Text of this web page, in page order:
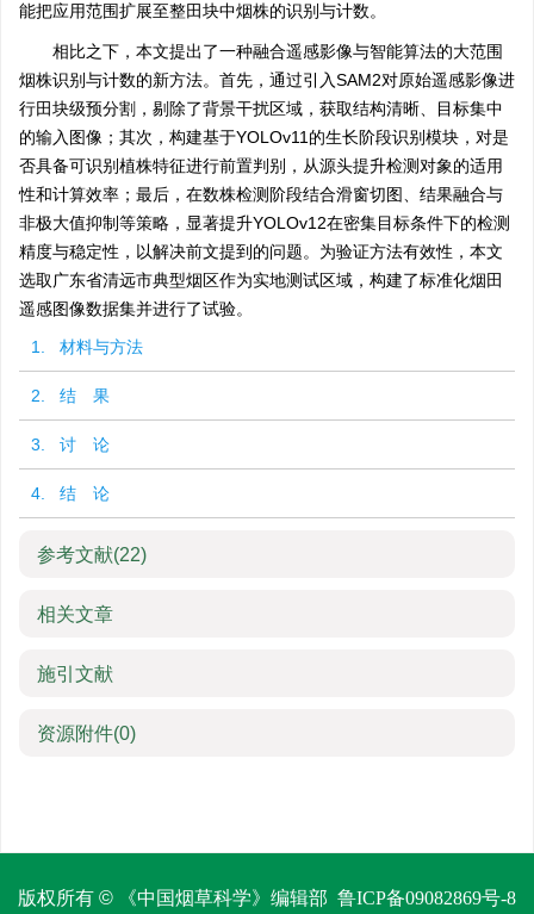
能把应用范围扩展至整田块中烟株的识别与计数。
相比之下，本文提出了一种融合遥感影像与智能算法的大范围
烟株识别与计数的新方法。首先，通过引入SAM2对原始遥感影像进
行田块级预分割，剔除了背景干扰区域，获取结构清晰、目标集中
的输入图像；其次，构建基于YOLOv11的生长阶段识别模块，对是
否具备可识别植株特征进行前置判别，从源头提升检测对象的适用
性和计算效率；最后，在数株检测阶段结合滑窗切图、结果融合与
非极大值抑制等策略，显著提升YOLOv12在密集目标条件下的检测
精度与稳定性，以解决前文提到的问题。为验证方法有效性，本文
选取广东省清远市典型烟区作为实地测试区域，构建了标准化烟田
遥感图像数据集并进行了试验。
1. 材料与方法
2. 结 果
3. 讨 论
4. 结 论
参考文献(22)
相关文章
施引文献
资源附件(0)
版权所有 © 《中国烟草科学》编辑部 鲁ICP备09082869号-8